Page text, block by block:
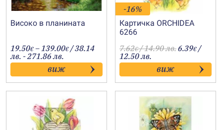
Високо в планината
19.50€ –139.00€Price
range:
19.50€
through
139.00€
/ 38.14
лв. - 271.86 лв.
виж
-16%
Картичка ORCHIDEA
6266
7.62€/ 14.90 лв.6.39€ /
12.50 лв.
виж